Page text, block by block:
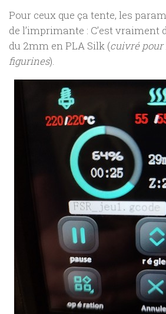
Pour ceux que ça tente, les
de l’imprimante : C’est vraiment
du 2mm en PLA Silk (cuivré pour
figurines).